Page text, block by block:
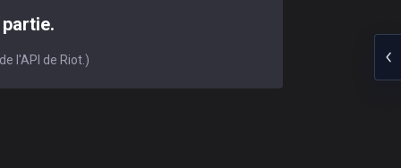
l'API de Riot.)